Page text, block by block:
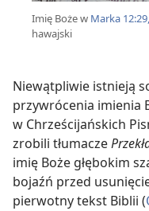
Imię Boże w Marka
hawajski
Niewątpliwie istnieją
przywrócenia imienia
w Chrześcijańskich
zrobili tłumacze
imię Boże głębokim
bojaźń przed
pierwotny tekst Biblii (